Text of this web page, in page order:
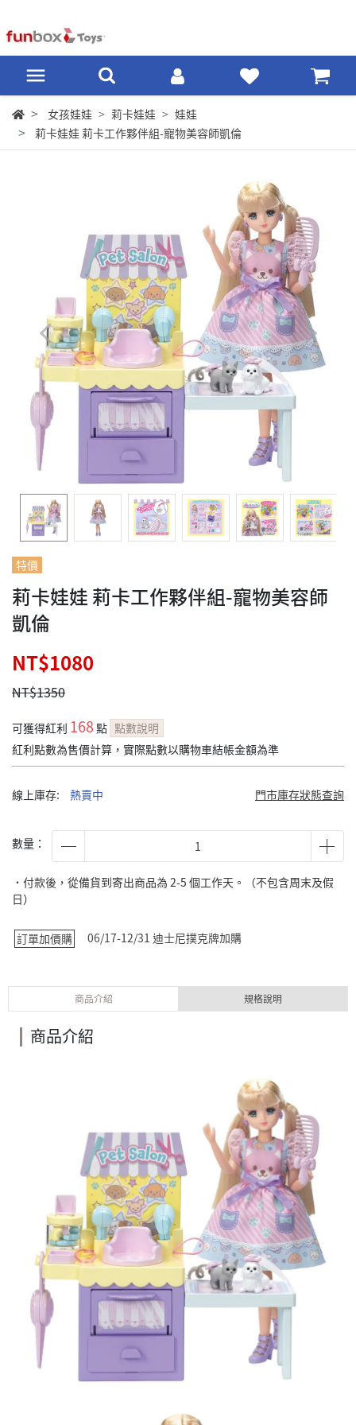
女孩娃娃 莉卡娃娃
娃娃
莉卡娃娃 莉卡工作夥伴組-寵物美容師凱倫
特價
莉卡娃娃 莉卡工作夥伴組-寵物美容師
凱倫
NT$1080
NT$1350
可獲得紅利 168 點 點數說明
紅利點數為售價計算，實際點數以購物車結帳金額為準
線上庫存: 熱賣中 門市庫存狀態查詢
數量：
˙付款後，從備貨到寄出商品為 2-5 個工作天。（不包含周末及假
日）
訂單加價購 06/17-12/31 迪士尼撲克牌加購
商品介紹 規格說明
商品介紹